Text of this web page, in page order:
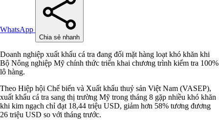
WhatsApp
Chia sẻ nhanh
Doanh nghiệp xuất khẩu cá tra đang đối mặt hàng loạt khó khăn khi
Bộ Nông nghiệp Mỹ chính thức triển khai chương trình kiểm tra 100%
lô hàng.
Theo Hiệp hội Chế biến và Xuất khẩu thuỷ sản Việt Nam (VASEP),
xuất khẩu cá tra sang thị trường Mỹ trong tháng 8 gặp nhiều khó khăn
khi kim ngạch chỉ đạt 18,44 triệu USD, giảm hơn 58% tương đương
26 triệu USD so với tháng trước.